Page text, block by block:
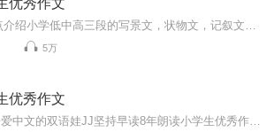
5万
优秀作文